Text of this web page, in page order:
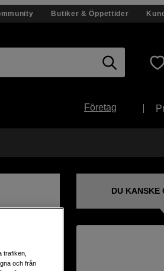
Butiker & Öppettider
Företag
DU KANSKE
trafiken,
och från